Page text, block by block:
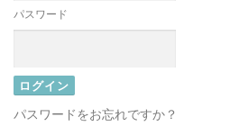
パスワード
パスワードをお忘れですか？